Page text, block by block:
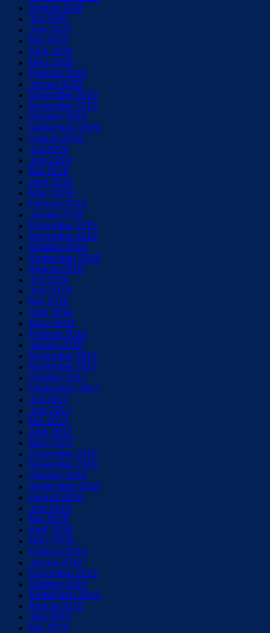
August 2020
Juli 2020
Juni 2020
Mai 2020
April 2020
März 2020
Februar 2020
Januar 2020
Dezember 2019
November 2019
Oktober 2019
September 2019
August 2019
Juli 2019
Juni 2019
Mai 2019
April 2019
März 2019
Februar 2019
Januar 2019
Dezember 2018
November 2018
Oktober 2018
September 2018
August 2018
Juli 2018
Juni 2018
Mai 2018
April 2018
März 2018
Februar 2018
Januar 2018
Dezember 2017
November 2017
Oktober 2017
September 2017
Juli 2017
Juni 2017
Mai 2017
April 2017
März 2017
Dezember 2016
November 2016
Oktober 2016
September 2016
August 2016
Juni 2016
Mai 2016
April 2016
März 2016
Februar 2016
Januar 2016
Dezember 2015
Oktober 2015
September 2015
August 2015
Juni 2015
Mai 2015